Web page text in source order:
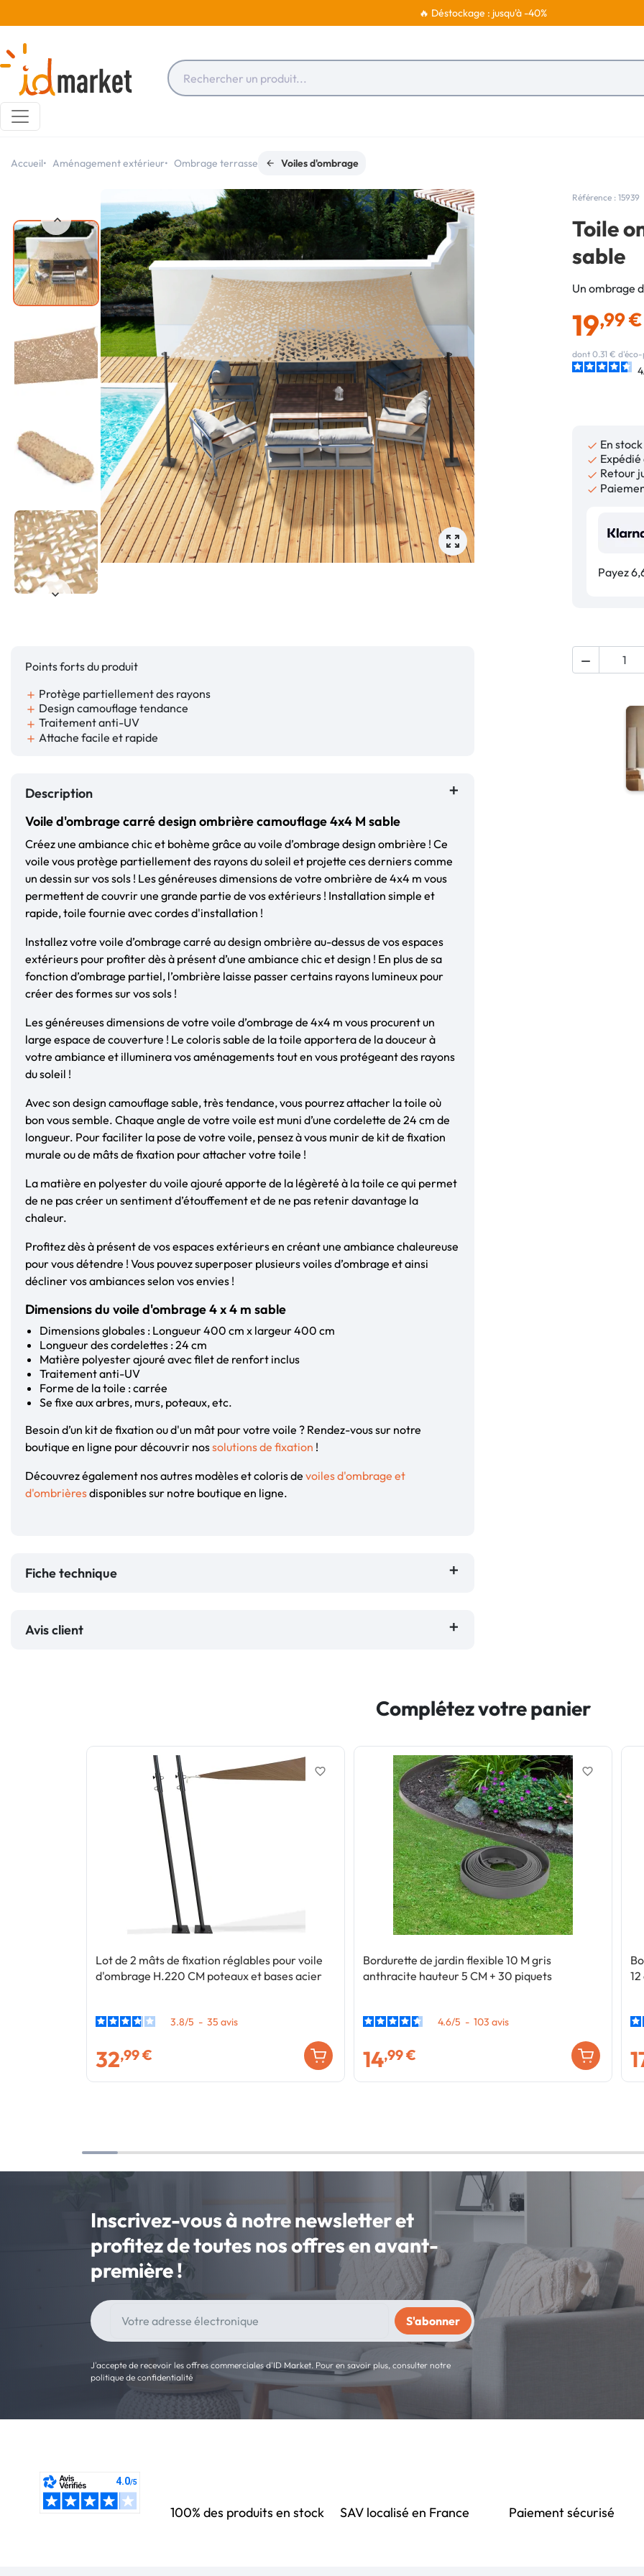
🔥 Déstockage : jusqu'à -40%
Accueil Aménagement extérieur Ombrage terrasse Voiles d'ombrage
Points forts du produit
add Protège partiellement des rayons
add Design camouflage tendance
add Traitement anti-UV
add Attache facile et rapide
Description
Voile d'ombrage carré design ombrière camouflage 4x4 M sable
Créez une ambiance chic et bohème grâce au voile d’ombrage design ombrière ! Ce
voile vous protège partiellement des rayons du soleil et projette ces derniers comme
un dessin sur vos sols ! Les généreuses dimensions de votre ombrière de 4x4 m vous
permettent de couvrir une grande partie de vos extérieurs ! Installation simple et
rapide, toile fournie avec cordes d'installation !
Installez votre voile d’ombrage carré au design ombrière au-dessus de vos espaces
extérieurs pour profiter dès à présent d’une ambiance chic et design ! En plus de sa
fonction d’ombrage partiel, l’ombrière laisse passer certains rayons lumineux pour
créer des formes sur vos sols !
Les généreuses dimensions de votre voile d’ombrage de 4x4 m vous procurent un
large espace de couverture ! Le coloris sable de la toile apportera de la douceur à
votre ambiance et illuminera vos aménagements tout en vous protégeant des rayons
du soleil !
Avec son design camouflage sable, très tendance, vous pourrez attacher la toile où
bon vous semble. Chaque angle de votre voile est muni d’une cordelette de 24 cm de
longueur. Pour faciliter la pose de votre voile, pensez à vous munir de kit de fixation
murale ou de mâts de fixation pour attacher votre toile !
La matière en polyester du voile ajouré apporte de la légèreté à la toile ce qui permet
de ne pas créer un sentiment d’étouffement et de ne pas retenir davantage la
chaleur.
Profitez dès à présent de vos espaces extérieurs en créant une ambiance chaleureuse
pour vous détendre ! Vous pouvez superposer plusieurs voiles d’ombrage et ainsi
décliner vos ambiances selon vos envies !
Dimensions du voile d'ombrage 4 x 4 m sable
Dimensions globales : Longueur 400 cm x largeur 400 cm
Longueur des cordelettes : 24 cm
Matière polyester ajouré avec filet de renfort inclus
Traitement anti-UV
Forme de la toile : carrée
Se fixe aux arbres, murs, poteaux, etc.
Besoin d’un kit de fixation ou d'un mât pour votre voile ? Rendez-vous sur notre
boutique en ligne pour découvrir nossolutions de fixation !
Découvrez également nos autres modèles et coloris de voiles d'ombrage et
d'ombrièresdisponibles sur notre boutique en ligne.
Fiche technique
Avis client
Référence : 15939
Toile
sable
Un ombrage
19,99 €
dont 0.31 €
 En stock

 Retour

Payez

Complétez votre panier
Lot de 2 mâts de fixation réglables pour voile
d'ombrage H.220 CM poteaux et bases acier
3.8/5 - 35 avis
32,99 €
favorite_border
Bordurette de jardin flexible 10 M gris
anthracite hauteur 5 CM + 30 piquets
4.6/5 - 103 avis
14,99 €
favorite_border
Inscrivez-vous à notre newsletter et
profitez de toutes nos offres en avant-
première !
J'accepte de recevoir les offres commerciales d'ID Market. Pour en savoir plus, consulter notre
politique de confidentialité
100% des produits en stock SAV localisé en France Paiement sécurisé